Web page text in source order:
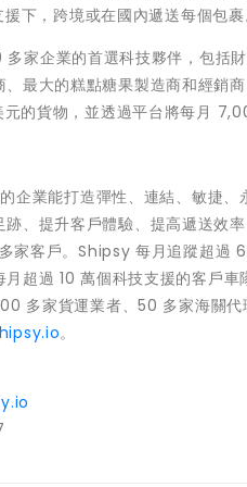
下，跨境或在國內遞送每個包裹
家企業的首選科技夥伴，包括
最大的糕點糖果製造商和經銷
的貨物，並透過平台將每月
企業能打造彈性、連結、敏捷
跡、提升客戶體驗、提高遞送效
家客戶。Shipsy 每月追蹤超過
月超過 10 萬個科技支援的客戶
多家貨運業者、50 多家海關
。